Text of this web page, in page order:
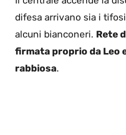
difesa arrivano sia i
alcuni bianconeri. Rete
firmata proprio da Leo
rabbiosa